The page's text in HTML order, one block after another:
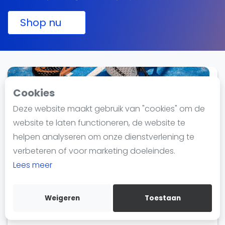
Cookies
Deze website maakt gebruik van "cookies" om de
website te laten functioneren, de website te
helpen analyseren om onze dienstverlening te
verbeteren of voor marketing doeleindes.
Lees meer
Weigeren Toestaan
Blog artikelen
Vragen over padel
Overige
Informatie
Over ons
Contact
Adverteren
Insights
WhatsApp
Join WhatsApp Community
Shop nu
Padel rackets
916 producten
Bekijk Padel rackets